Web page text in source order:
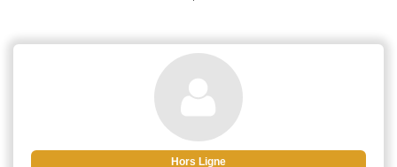
Corse du Sud, surplombant le fleuve et à
moins de 400 m de la plage, la Résidence
Capu Seninu propose 20 appartements du
studio au T3, entièrement rénovés en 2015.
Hors Ligne